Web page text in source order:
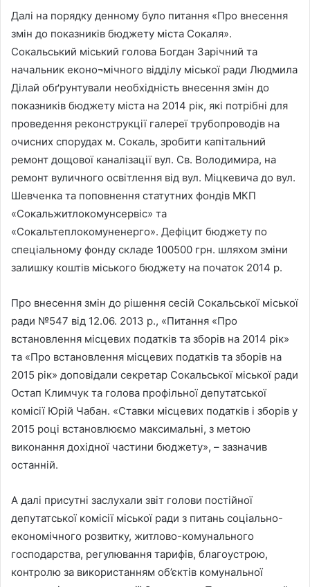
Далі на порядку денному було питання «Про внесення
змін до показників бюджету міста Сокаля».
Сокальський міський голова Богдан Зарічний та
начальник еконо¬мічного відділу міської ради Людмила
Ділай обґрунтували необхідність внесення змін до
показників бюджету міста на 2014 рік, які потрібні для
проведення реконструкції галереї трубопроводів на
очисних спорудах м. Сокаль, зробити капітальний
ремонт дощової каналізації вул. Св. Володимира, на
ремонт вуличного освітлення від вул. Міцкевича до вул.
Шевченка та поповнення статутних фондів МКП
«Сокальжитлокомунсервіс» та
«Сокальтеплокомуненерго». Дефіцит бюджету по
спеціальному фонду складе 100500 грн. шляхом зміни
залишку коштів міського бюджету на початок 2014 р.
Про внесення змін до рішення сесій Сокальської міської
ради №547 від 12.06. 2013 р., «Питання «Про
встановлення місцевих податків та зборів на 2014 рік»
та «Про встановлення місцевих податків та зборів на
2015 рік» доповідали секретар Сокальської міської ради
Остап Климчук та голова профільної депутатської
комісії Юрій Чабан. «Ставки місцевих податків і зборів у
2015 році встановлюємо максимальні, з метою
виконання дохідної частини бюджету», – зазначив
останній.
А далі присутні заслухали звіт голови постійної
депутатської комісії міської ради з питань соціально-
економічного розвитку, житлово-комунального
господарства, регулювання тарифів, благоустрою,
контролю за використанням об’єктів комунальної